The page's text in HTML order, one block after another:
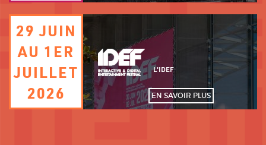
TEXTE
DATE
PERSONNALISÉ
29 JUIN
AU 1ER
JUILLET
2026
Logo
L'IDEF
EN SAVOIR PLUS
de
fond